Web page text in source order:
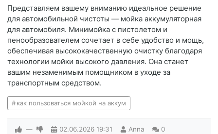
Представляем вашему вниманию идеальное решение
для автомобильной чистоты — мойка аккумуляторная
для автомобиля. Минимойка с пистолетом и
пенообразователем сочетает в себе удобство и мощь,
обеспечивая высококачественную очистку благодаря
технологии мойки высокого давления. Она станет
вашим незаменимым помощником в уходе за
транспортным средством.
как пользоваться мойкой на аккум
— 02.06.2026 19:31 Anna 0